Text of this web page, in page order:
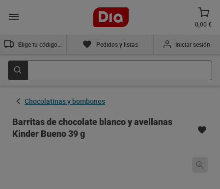
0,00 €
Pedidos y listas Iniciar sesión
Chocolatinas y bombones
Barritas de chocolate blanco y avellanas
Kinder Bueno 39 g